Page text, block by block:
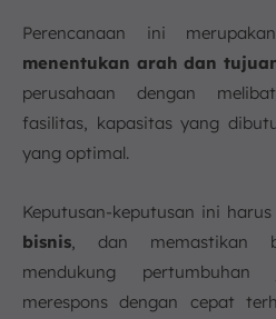
Perencanaan ini
menentukan arah dan
perusahaan dengan
fasilitas, kapasitas yang
yang optimal.
Keputusan-keputusan ini
bisnis, dan memastikan
mendukung
merespons dengan cepat